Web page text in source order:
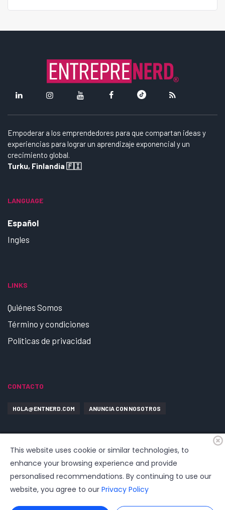
Empoderar a los emprendedores para que compartan ideas y
experiencias para lograr un aprendizaje exponencial y un
crecimiento global.
Turku, Finlandia 🇫🇮
LANGUAGE
Español
Ingles
LINKS
Quiénes Somos
Término y condiciones
Políticas de privacidad
CONTACTO
HOLA@ENTNERD.COM ANUNCIA CON NOSOTROS
This website uses cookie or similar technologies, to
enhance your browsing experience and provide
personalised recommendations. By continuing to use our
website, you agree to our Privacy Policy